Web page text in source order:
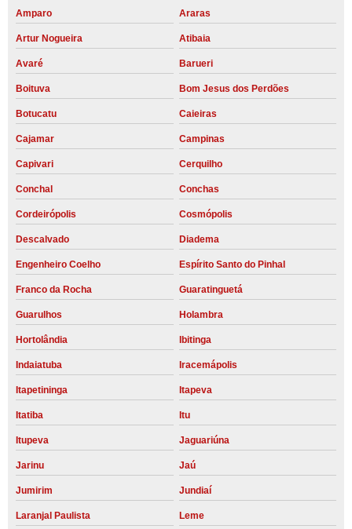
Amparo Araras
Artur Nogueira Atibaia
Avaré Barueri
Boituva Bom Jesus dos Perdões
Botucatu Caieiras
Cajamar Campinas
Capivari Cerquilho
Conchal Conchas
Cordeirópolis Cosmópolis
Descalvado Diadema
Engenheiro Coelho Espírito Santo do Pinhal
Franco da Rocha Guaratinguetá
Guarulhos Holambra
Hortolândia Ibitinga
Indaiatuba Iracemápolis
Itapetininga Itapeva
Itatiba Itu
Itupeva Jaguariúna
Jarinu Jaú
Jumirim Jundiaí
Laranjal Paulista Leme